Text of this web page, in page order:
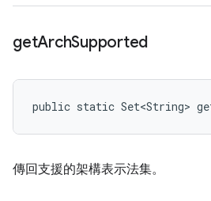
getArchSupported
public static Set<String>
傳回支援的架構表示法集。